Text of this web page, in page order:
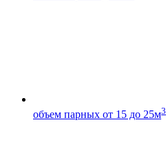
объем парных от 15 до 25м3